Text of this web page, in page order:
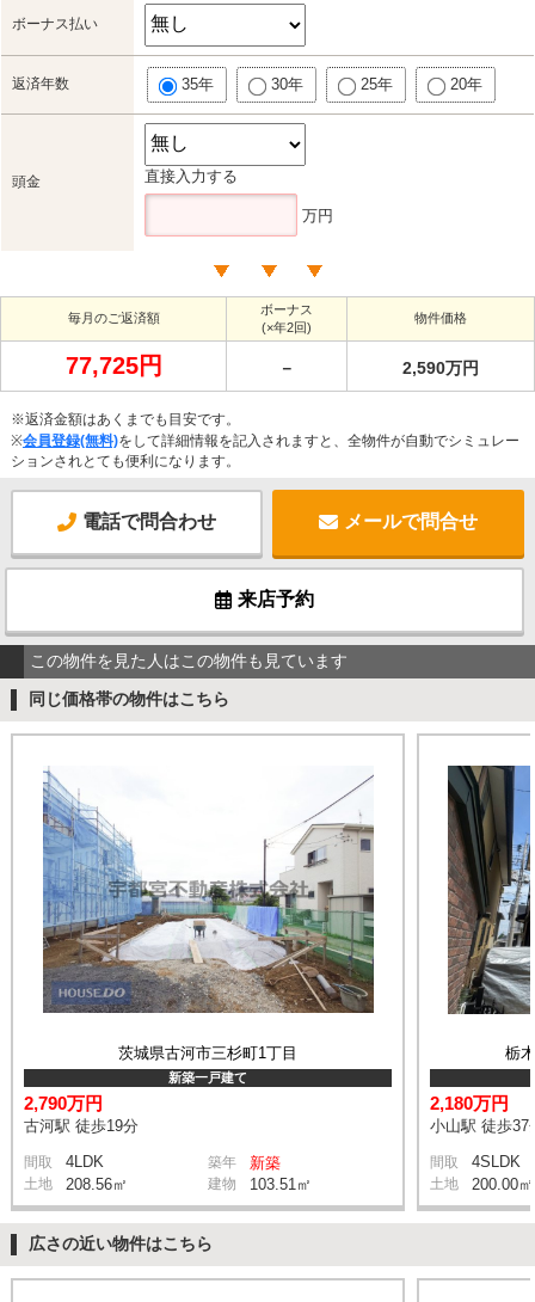
ボーナス払い
返済年数 35年 30年 25年 20年
頭金 直接入力する
万円
毎月のご返済額
ボーナス
(×年2回)
物件価格
77,725円 － 2,590万円
※返済金額はあくまでも目安です。
※会員登録(無料)をして詳細情報を記入されますと、全物件が自動でシミュレー
ションされとても便利になります。
電話で問合わせ メールで問合せ
来店予約
この物件を見た人はこの物件も見ています
同じ価格帯の物件はこちら
茨城県古河市三杉町1丁目
新築一戸建て
2,790万円
古河駅 徒歩19分
間取 4LDK 築年 新築
土地 208.56㎡ 建物 103.51㎡
栃
2,180万円
小山駅 徒歩37
間取 4SLDK
土地 200.00㎡
広さの近い物件はこちら